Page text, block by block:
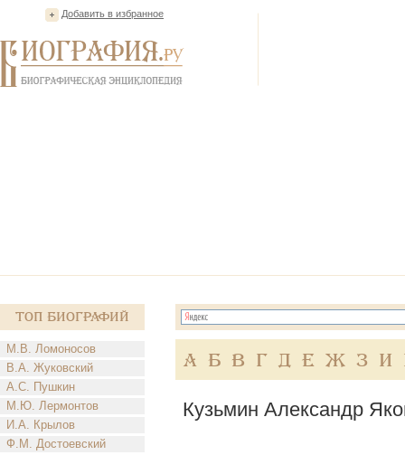
Добавить в избранное
Топ Биографий
М.В. Ломоносов
В.А. Жуковский
А.С. Пушкин
М.Ю. Лермонтов
И.А. Крылов
Ф.М. Достоевский
А Б В Г Д Е Ж З И
Кузьмин Александр